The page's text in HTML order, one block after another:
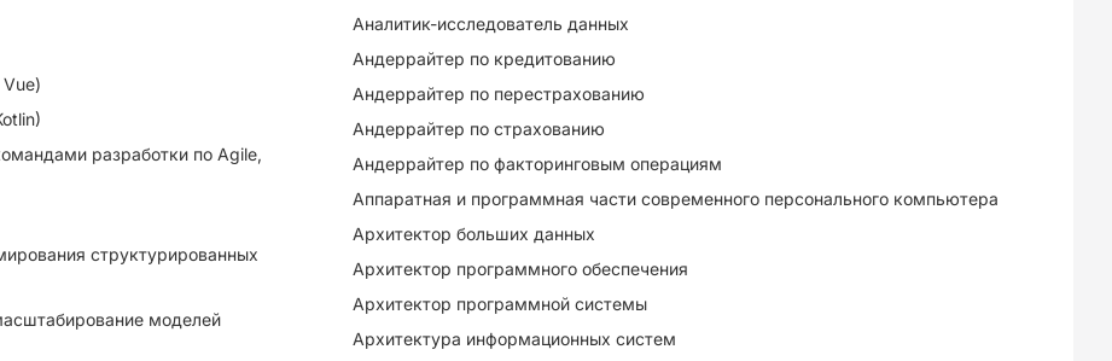
разработки по Agile,
структурированных
моделей
Аналитик-исследователь данных
Андеррайтер по кредитованию
Андеррайтер по перестрахованию
Андеррайтер по страхованию
Андеррайтер по факторинговым операциям
Аппаратная и программная части современного персонального компьютера
Архитектор больших данных
Архитектор программного обеспечения
Архитектор программной системы
Архитектура информационных систем